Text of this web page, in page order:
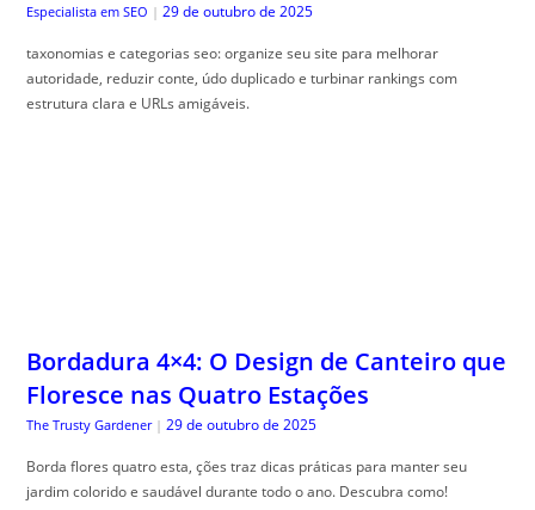
Especialista em SEO | 29 de outubro de 2025
taxonomias e categorias seo: organize seu site para melhorar
autoridade, reduzir conte, údo duplicado e turbinar rankings com
estrutura clara e URLs amigáveis.
Bordadura 4×4: O Design de Canteiro que
Floresce nas Quatro Estações
The Trusty Gardener | 29 de outubro de 2025
Borda flores quatro esta, ções traz dicas práticas para manter seu
jardim colorido e saudável durante todo o ano. Descubra como!